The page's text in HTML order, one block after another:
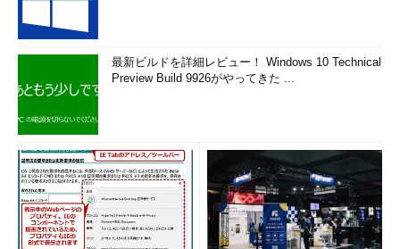
最新ビルドを詳細レビュー！ Windows 10 Technical
Preview Build 9926がやってきた ...